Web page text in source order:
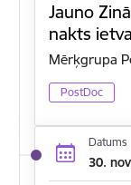
Jauno
nakts
Mērķgrupa
PostDoc
Datums
30.